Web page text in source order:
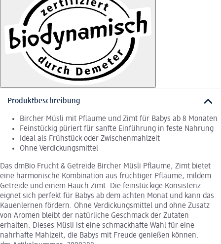
Produktbeschreibung
Bircher Müsli mit Pflaume und Zimt für Babys ab 8 Monaten
Feinstückig püriert für sanfte Einführung in feste Nahrung
Ideal als Frühstück oder Zwischenmahlzeit
Ohne Verdickungsmittel
Das dmBio Frucht & Getreide Bircher Müsli Pflaume, Zimt bietet
eine harmonische Kombination aus fruchtiger Pflaume, mildem
Getreide und einem Hauch Zimt. Die feinstückige Konsistenz
eignet sich perfekt für Babys ab dem achten Monat und kann das
Kauenlernen fördern. Ohne Verdickungsmittel und ohne Zusatz
von Aromen bleibt der natürliche Geschmack der Zutaten
erhalten. Dieses Müsli ist eine schmackhafte Wahl für eine
nahrhafte Mahlzeit, die Babys mit Freude genießen können.